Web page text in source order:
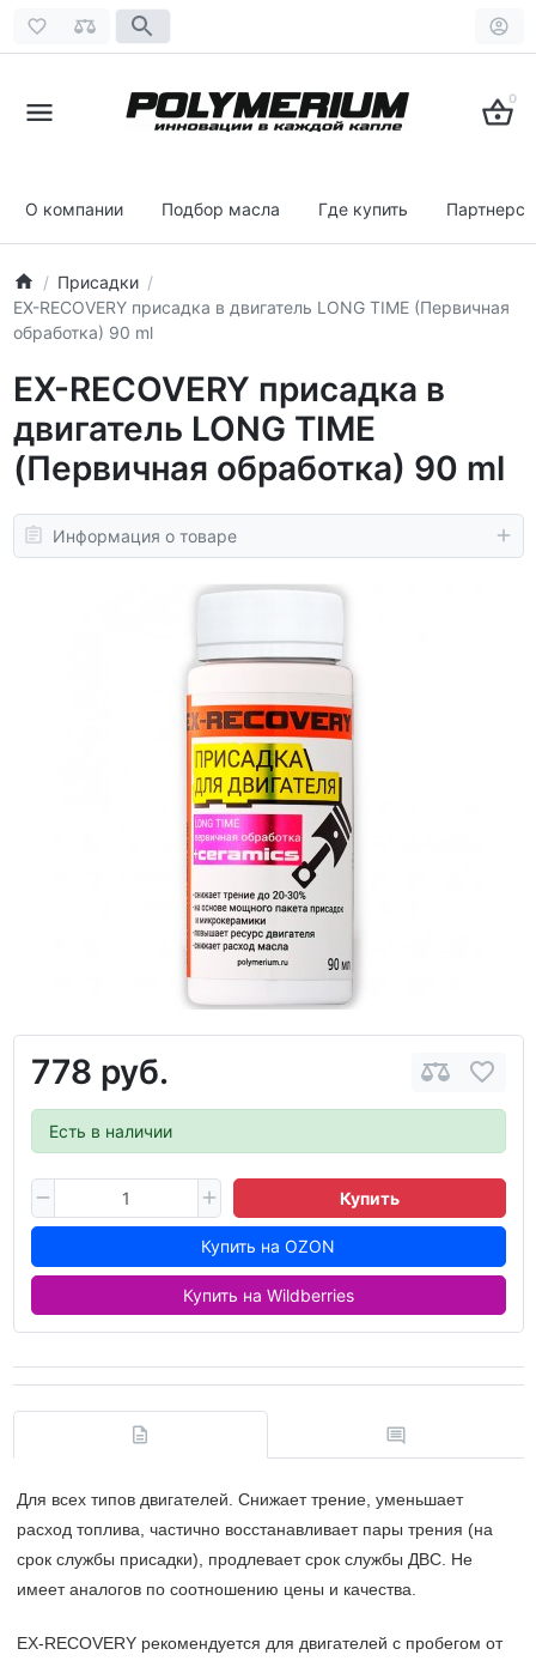
0
О компании Подбор масла Где купить
Присадки
EX-RECOVERY присадка в двигатель LONG TIME (Первичная
обработка) 90 ml
EX-RECOVERY присадка в
двигатель LONG TIME
(Первичная обработка) 90 ml
Информация о товаре
778 руб.
Есть в наличии
Купить
Купить на OZON
Купить на Wildberries
Для всех типов двигателей. Снижает трение, уменьшает
расход топлива, частично восстанавливает пары трения (на
срок службы присадки), продлевает срок службы ДВС. Не
имеет аналогов по соотношению цены и качества.
EX-RECOVERY рекомендуется для двигателей с пробегом от